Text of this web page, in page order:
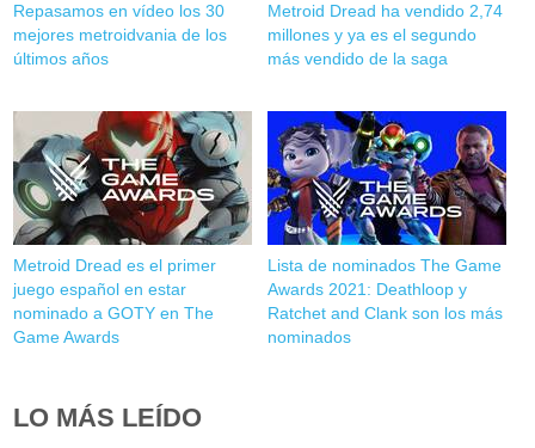
Repasamos en vídeo los 30
mejores metroidvania de los
últimos años
Metroid Dread ha vendido 2,74
millones y ya es el segundo
más vendido de la saga
Metroid Dread es el primer
juego español en estar
nominado a GOTY en The
Game Awards
Lista de nominados The Game
Awards 2021: Deathloop y
Ratchet and Clank son los más
nominados
LO MÁS LEÍDO